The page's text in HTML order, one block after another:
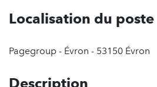
Localisation du poste
Pagegroup - Évron - 53150 Évron
Description